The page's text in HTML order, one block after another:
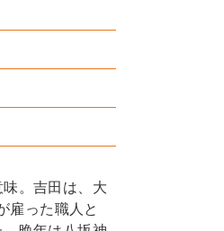
。吉田は、大
雇った職人と